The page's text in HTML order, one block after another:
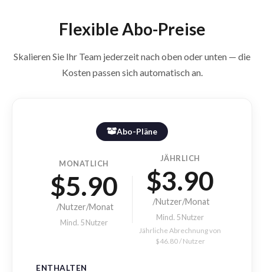
Flexible Abo-Preise
Skalieren Sie Ihr Team jederzeit nach oben oder unten — die
Kosten passen sich automatisch an.
Abo-Pläne
MONATLICH
$5.90
/Nutzer/Monat
Mind. 5 Nutzer
JÄHRLICH
$3.90
/Nutzer/Monat
Mind. 5 Nutzer
Jährliche Abrechnung von
$46.80 / Nutzer
ENTHALTEN